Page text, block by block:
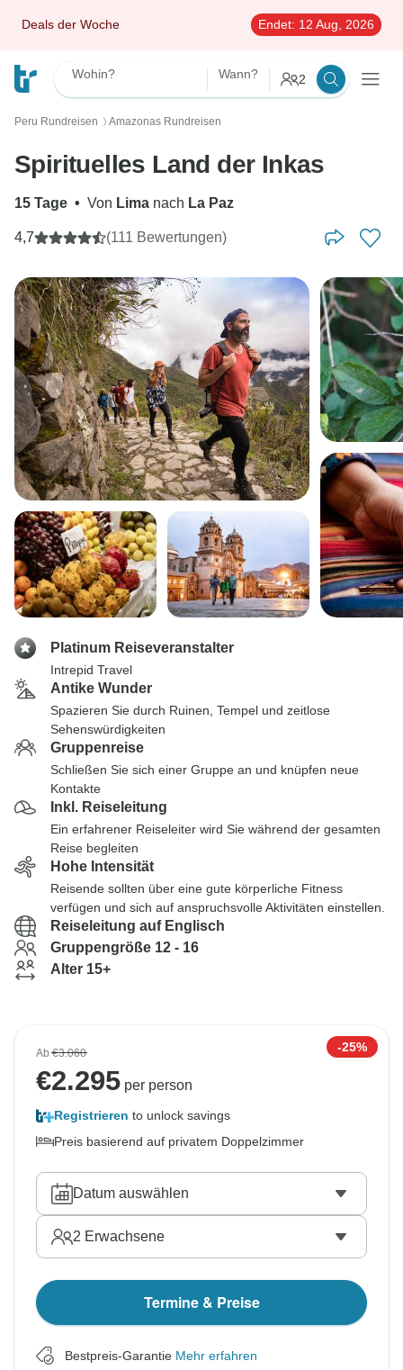
Deals der Woche Endet: 12 Aug, 2026
Wohin? Wann? 2
Peru Rundreisen 〉 Amazonas Rundreisen
Spirituelles Land der Inkas
15 Tage • Von Lima nach La Paz
4,7 (111 Bewertungen)
Platinum Reiseveranstalter
Intrepid Travel
Antike Wunder
Spazieren Sie durch Ruinen, Tempel und zeitlose
Sehenswürdigkeiten
Gruppenreise
Schließen Sie sich einer Gruppe an und knüpfen neue
Kontakte
Inkl. Reiseleitung
Ein erfahrener Reiseleiter wird Sie während der gesamten
Reise begleiten
Hohe Intensität
Reisende sollten über eine gute körperliche Fitness
verfügen und sich auf anspruchsvolle Aktivitäten einstellen.
Reiseleitung auf Englisch
Gruppengröße 12 - 16
Alter 15+
Ab€3.060 -25%
€2.295 per person
Registrieren to unlock savings
Preis basierend auf privatem Doppelzimmer
Datum auswählen
2 Erwachsene
Termine & Preise
Bestpreis-Garantie Mehr erfahren